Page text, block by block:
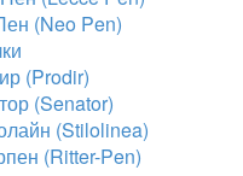
(Neo Pen)
(Prodir)
(Senator)
(Stilolinea)
(Ritter-Pen)